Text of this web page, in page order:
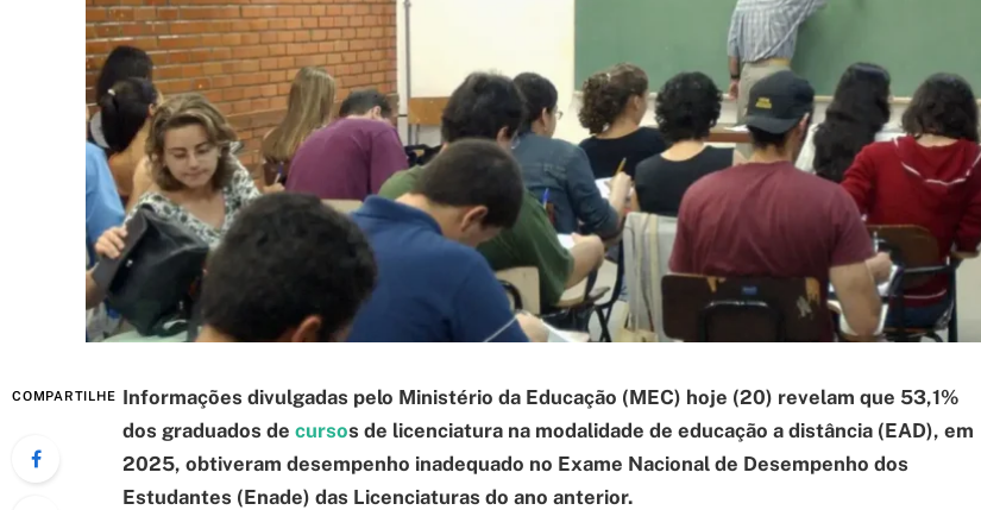
COMPARTILHE Informações divulgadas pelo Ministério da Educação (MEC) hoje (20) revelam que 53,1%
dos graduados de cursos de licenciatura na modalidade de educação a distância (EAD), em
2025, obtiveram desempenho inadequado no Exame Nacional de Desempenho dos
Estudantes (Enade) das Licenciaturas do ano anterior.